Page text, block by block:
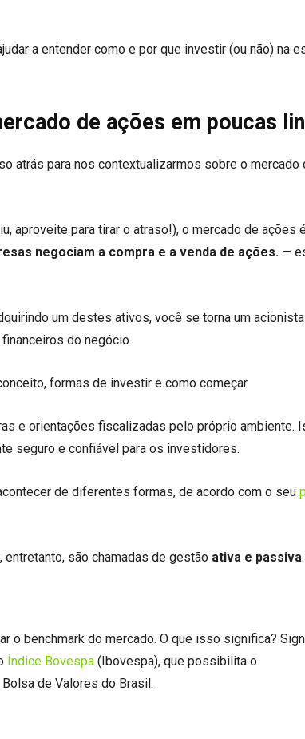
a entender como e por que investir (ou não) na
de ações em poucas
atrás para nos contextualizarmos sobre o mercado
aproveite para tirar o atraso!), o mercado de ações
negociam a compra e a venda de ações. —
um destes ativos, você se torna um
do negócio.
formas de investir e como começar
e orientações fiscalizadas pelo próprio ambiente.
seguro e confiável para os investidores.
de diferentes formas, de acordo com o seu
são chamadas de gestão ativa e passiva.
o benchmark do mercado. O que isso significa?
Índice Bovespa (Ibovespa), que possibilita o
de Valores do Brasil.